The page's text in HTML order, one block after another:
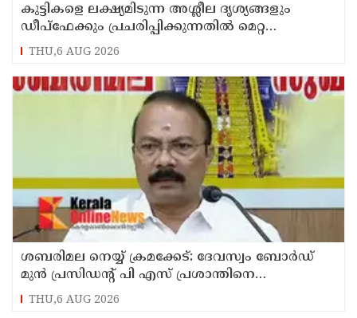
കുട്ടികളെ ലക്ഷ്യമിടുന്ന അശ്ലീല ദൃശ്യങ്ങളും
ഡീപ്ഫേക്കും പ്രചരിപ്പിക്കുന്നതില്‍ മെറ്റ
കേന്ദ്രത്തോട് മാപ്പ് പറഞ്ഞു
THU,6 AUG 2026
ശബരിമല നെയ്യ് ക്രമക്കേട്: ദേവസ്വം ബോര്‍ഡ്
മുന്‍ പ്രസിഡന്റ് പി എസ് പ്രശാന്തിനെ
പ്രതിയാക്കും: ദേവസ്വം വിജിലന്‍സ്
THU,6 AUG 2026